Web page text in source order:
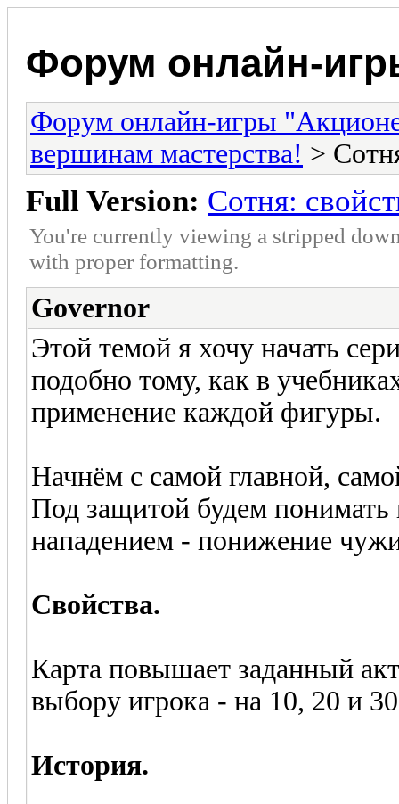
Форум онлайн-
Форум онлайн-игры
вершинам мастерства! >
Full Version: Сотня:
You're currently viewing a stripped
with proper formatting.
Governor
Этой темой я хочу начать
подобно тому, как в
применение каждой фигуры.
Начнём с самой главной,
Под защитой будем
нападением - понижение
Свойства.
Карта повышает заданный
выбору игрока - на 10, 20 и
История.